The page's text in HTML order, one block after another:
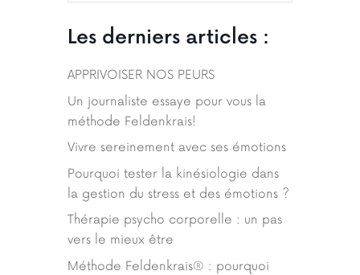
Les derniers articles :
APPRIVOISER NOS PEURS
Un journaliste essaye pour vous la
méthode Feldenkrais!
Vivre sereinement avec ses émotions
Pourquoi tester la kinésiologie dans
la gestion du stress et des émotions ?
Thérapie psycho corporelle : un pas
vers le mieux être
Méthode Feldenkrais® : pourquoi